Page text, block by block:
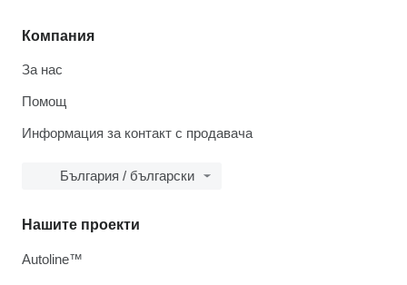
Компания
За нас
Помощ
Информация за контакт с продавача
България / български
Нашите проекти
Autoline™